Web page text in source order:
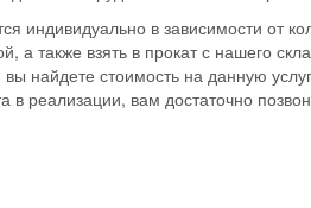
индивидуально в зависимости от
а также взять в прокат с нашего
найдете стоимость на данную
реализации, вам достаточно